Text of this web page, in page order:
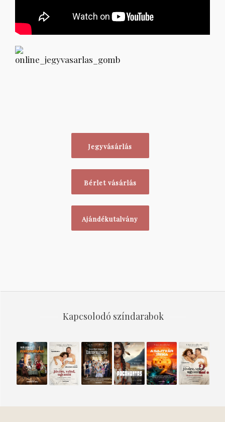
Jegyvásárlás
Bérlet vásárlás
Ajándékutalvány
Kapcsolodó színdarabok
Forgószínpad
JÖVŐRE,
VELED,
UGYANITT
Ezüstmenyasszony
PocahontasA
SAJTVÁR
TITKA
JÖVŐRE,
VELED,
UGYANITT